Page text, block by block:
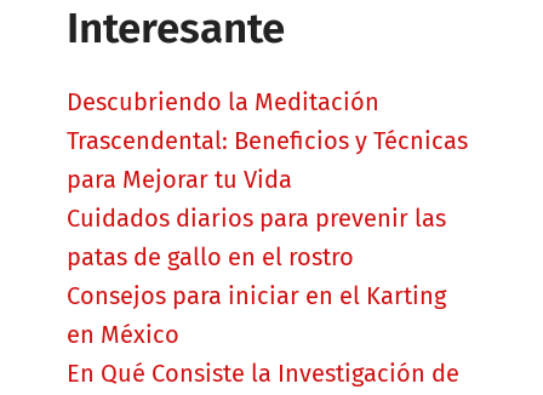
Interesante
Descubriendo la Meditación
Trascendental: Beneficios y Técnicas
para Mejorar tu Vida
Cuidados diarios para prevenir las
patas de gallo en el rostro
Consejos para iniciar en el Karting
en México
En Qué Consiste la Investigación de